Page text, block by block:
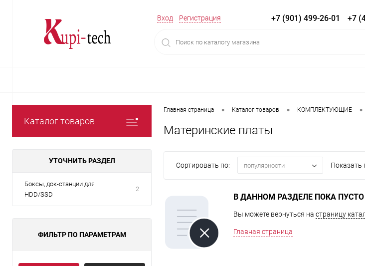
Вход Регистрация +7 (901) 499-26-01 +7
Каталог товаров
УТОЧНИТЬ РАЗДЕЛ
Боксы, док-станции для
HDD/SSD
2
ФИЛЬТР ПО ПАРАМЕТРАМ
Главная страница • Каталог товаров • КОМПЛЕКТУЮЩИЕ •
Материнские платы
Сортировать по: популярности Показать
В ДАННОМ РАЗДЕЛЕ ПОКА ПУСТО
Вы можете вернуться на страницу
Главная страница